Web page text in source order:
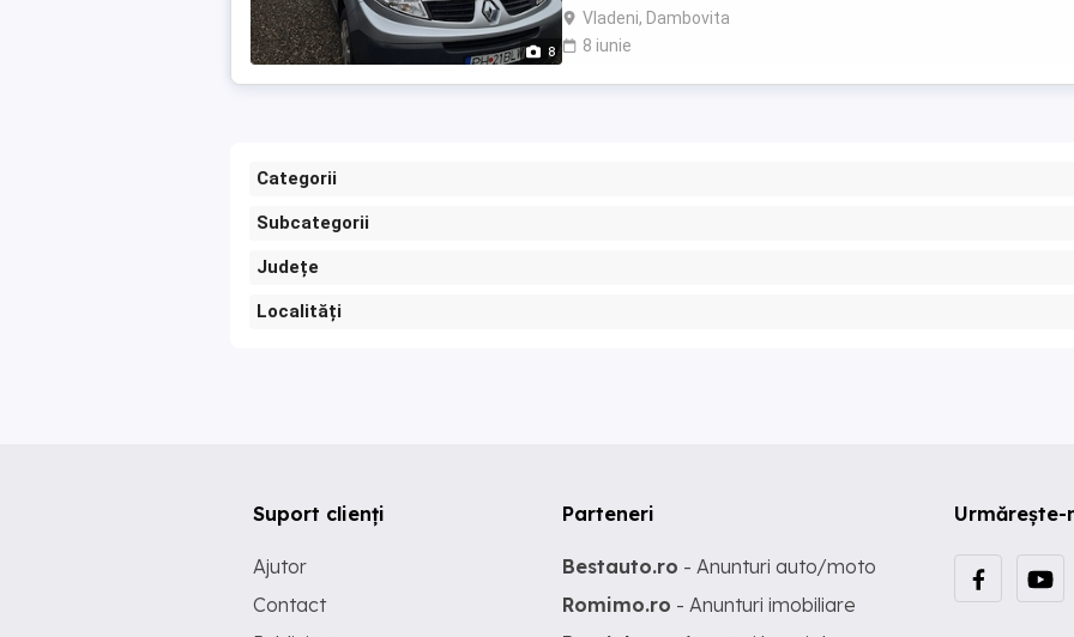
8
Vladeni, Dambovita
8 iunie
Categorii
Subcategorii
Județe
Localități
Urmărește-
Suport clienți
Ajutor
Contact
Parteneri
Bestauto.ro - Anunturi auto/moto
Romimo.ro - Anunturi imobiliare